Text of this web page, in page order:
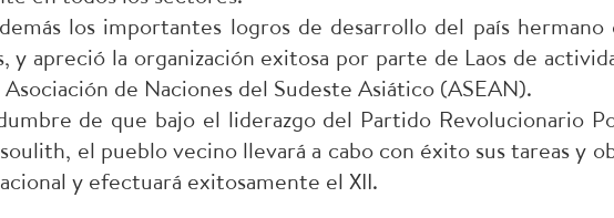
los importantes logros de desarrollo del país
y apreció la organización exitosa por parte de Laos de
de Naciones del Sudeste Asiático (ASEAN).
de que bajo el liderazgo del Partido Revolucionario
el pueblo vecino llevará a cabo con éxito sus tareas y
y efectuará exitosamente el XII.